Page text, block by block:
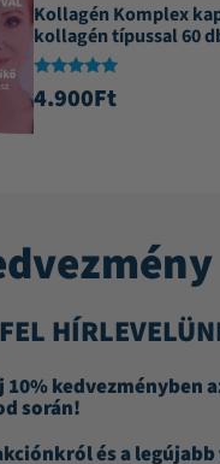
Kollagén Komplex
kollagén típussal 60
Értékelés:
4.88
4.900Ft
10% kedvezményben
során!
és a